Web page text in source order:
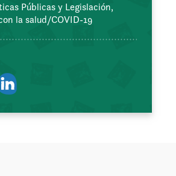
Públicas y Legislación,
la salud/COVID-19